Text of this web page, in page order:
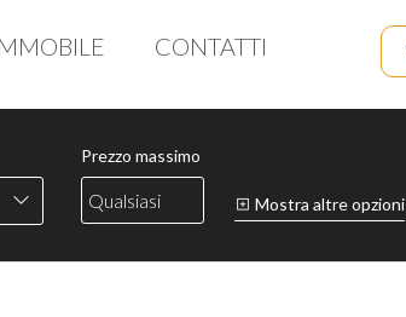
CONTATTI
Prezzo massimo
Mostra altre opzioni